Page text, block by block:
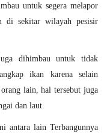
untuk segera melapor
di sekitar wilayah pesisir
dihimbau untuk tidak
ikan karena selain
lain, hal tersebut juga
dan laut.
antara lain Terbangunnya